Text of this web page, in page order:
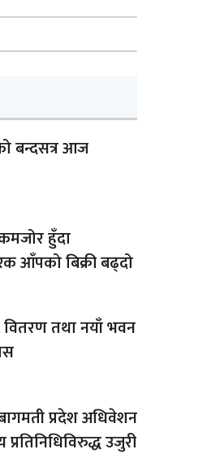
बन्दसत्र आज
हुँदा
आँपको बिक्री बढ्दो
वितरण तथा नयाँ भवन
प्रदेश अधिवेशन
उजुरी